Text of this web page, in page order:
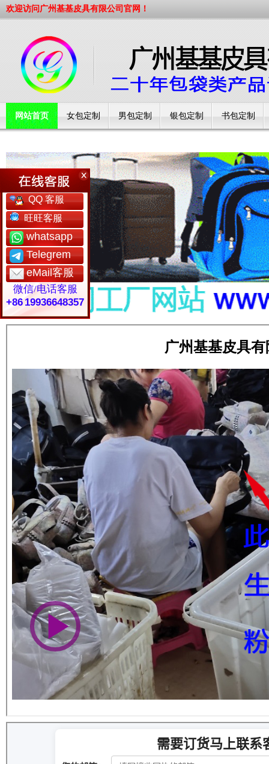
欢迎访问广州基基皮具有限公司官网！
网站首页 女包定制 男包定制 银包定制 书包定制
QQ 客服
旺旺客服
whatsapp
Telegrem
eMail客服
微信/电话客服
+86 19936648357